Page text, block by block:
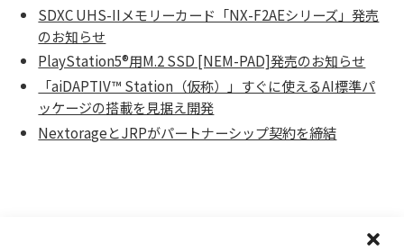
SDXC UHS-IIメモリーカード「NX-F2AEシリーズ」発売
のお知らせ
PlayStation5®用M.2 SSD [NEM-PAD]発売のお知らせ
「aiDAPTIV™ Station（仮称）」すぐに使えるAI標準パ
ッケージの搭載を見据え開発
NextorageとJRPがパートナーシップ契約を締結